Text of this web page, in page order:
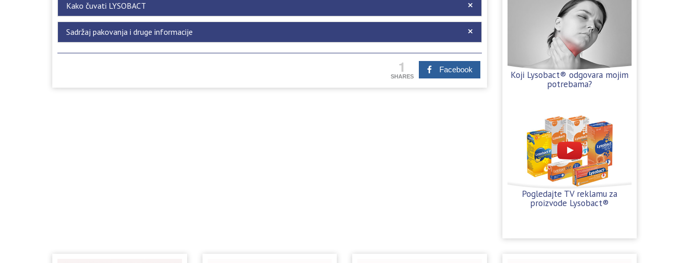
Kako čuvati LYSOBACT
Sadržaj pakovanja i druge informacije
1
SHARES
Facebook
Koji Lysobact® odgovara mojim
potrebama?
Pogledajte TV reklamu za
proizvode Lysobact®